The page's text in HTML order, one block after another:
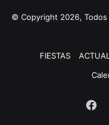
© Copyright 2026,
FIESTAS